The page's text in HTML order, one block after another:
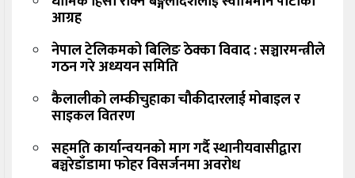
आग्रह
नेपाल टेलिकमको बिलिङ ठेक्का विवाद : सञ्चारमन्त्रीले
गठन गरे अध्ययन समिति
कैलालीको लम्कीचुहाका चौकीदारलाई मोबाइल र
साइकल वितरण
सहमति कार्यान्वयनको माग गर्दै स्थानीयवासीद्वारा
बञ्चरेडाँडामा फोहर विसर्जनमा अवरोध